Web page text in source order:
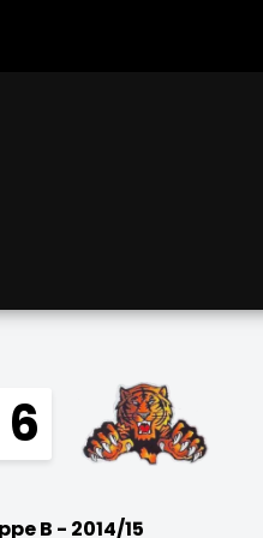
B - 2014/15